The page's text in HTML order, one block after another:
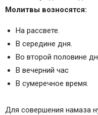
Татарская молитва
Татарская молитва
Слушать онлайн
татарском языке
Ду’а (молитвы) на все
Мусульманские
Молитвы возносятся:
На рассвете.
В середине дня.
Во второй половине
В вечерний час
В сумеречное время.
Для совершения намаза